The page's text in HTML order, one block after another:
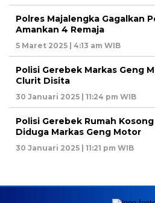
Polres Majalengka Gagalkan
Amankan 4 Remaja
5 Maret 2025 | 4:13 am WIB
Polisi Gerebek Markas Geng
Clurit Disita
30 Januari 2025 | 11:24 pm WIB
Polisi Gerebek Rumah
Diduga Markas Geng Motor
30 Januari 2025 | 11:21 pm WIB